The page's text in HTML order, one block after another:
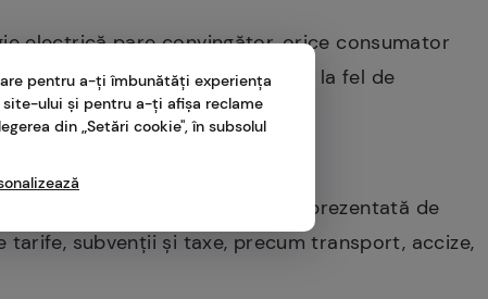
electrică pare convingător, orice consumator
alcătuirea facturii sunt cel puțin la fel de
din valoarea acesteia este reprezentată de
subvenții și taxe, precum transport, accize,
pentru a-ți îmbunătăți experiența
ului și pentru a-ți afișa reclame
din „Setări cookie", în subsolul